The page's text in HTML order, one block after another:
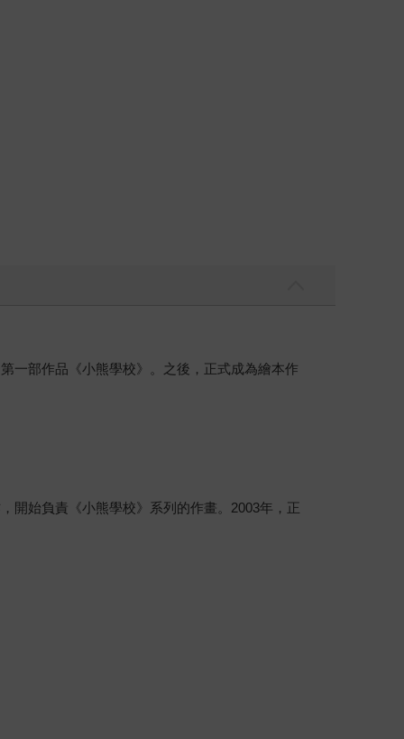
一部作品《小熊學校》。之後，正式成為繪本作
開始負責《小熊學校》系列的作畫。2003年，正